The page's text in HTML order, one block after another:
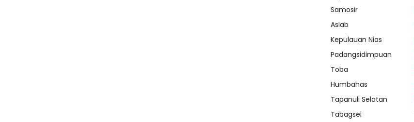
Samosir
Aslab
Kepulauan Nias
Padangsidimpuan
Toba
Humbahas
Tapanuli Selatan
Tabagsel